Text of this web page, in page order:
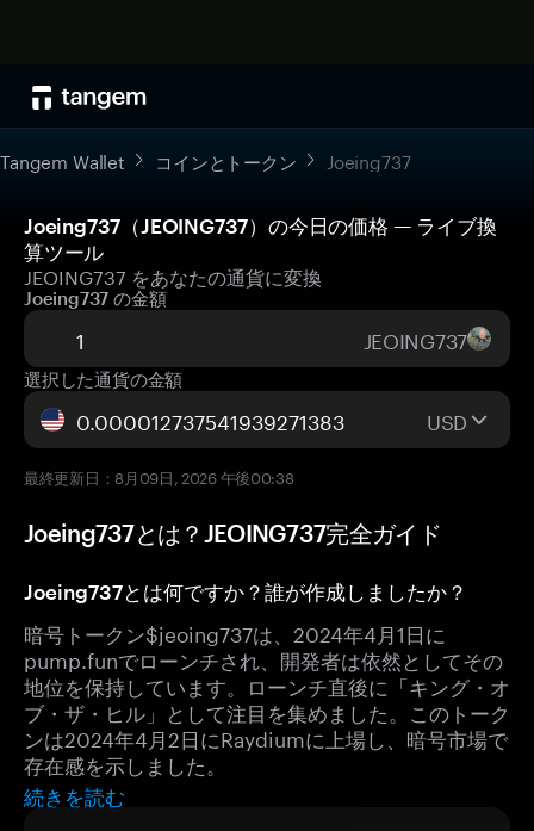
Tangem Wallet コインとトークン Joeing737
Joeing737（JEOING737）の今日の価格 — ライブ換
算ツール
JEOING737 をあなたの通貨に変換
Joeing737 の金額
JEOING737
選択した通貨の金額
USD
最終更新日：8月09日, 2026 午後00:38
Joeing737とは？JEOING737完全ガイド
Joeing737とは何ですか？誰が作成しましたか？
暗号トークン$jeoing737は、2024年4月1日に
pump.funでローンチされ、開発者は依然としてその
地位を保持しています。ローンチ直後に「キング・オ
ブ・ザ・ヒル」として注目を集めました。このトーク
ンは2024年4月2日にRaydiumに上場し、暗号市場で
存在感を示しました。
続きを読む